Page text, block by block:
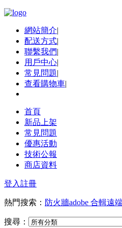
網站簡介|
配送方式|
聯繫我們|
用戶中心|
常見問題|
查看購物車|
首頁
新品上架
常見問題
優惠活動
技術公報
商店資料
登入註冊
熱門搜索： 防火牆adobe 合輯遠
搜尋：